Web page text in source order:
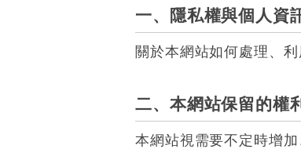
一、隱私權與個人資
關於本網站如何處理、
二、本網站保留的權
本網站視需要不定時增